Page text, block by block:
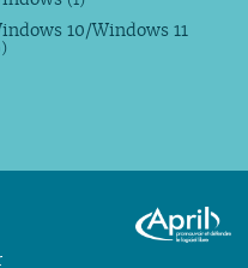
10/Windows 11